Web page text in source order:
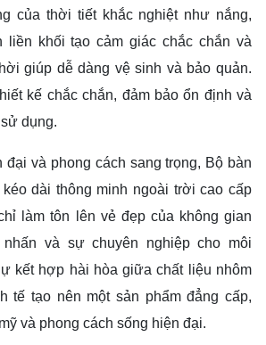
của thời tiết khắc nghiệt như nắng,
liền khối tạo cảm giác chắc chắn và
giúp dễ dàng vệ sinh và bảo quản.
kế chắc chắn, đảm bảo ổn định và
dụng.
và phong cách sang trọng, Bộ bàn
dài thông minh ngoài trời cao cấp
làm tôn lên vẻ đẹp của không gian
và sự chuyên nghiệp cho môi
kết hợp hài hòa giữa chất liệu nhôm
tế tạo nên một sản phẩm đẳng cấp,
và phong cách sống hiện đại.